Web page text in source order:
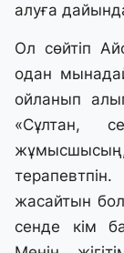
алуға
Ол сөйтіп
одан
ойланып
«Сұлтан,
жасайтын
сенде кім